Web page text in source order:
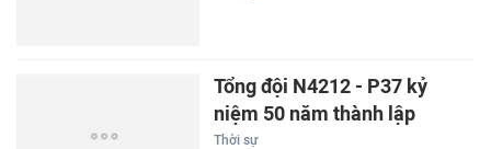
Tổng đội N4212 - P37 kỷ
niệm 50 năm thành lập
Thời sự